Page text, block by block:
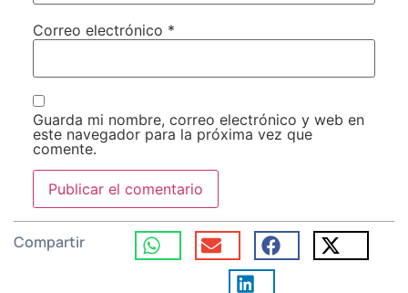
Correo electrónico *
Guarda mi nombre, correo electrónico y web en
este navegador para la próxima vez que
comente.
Compartir